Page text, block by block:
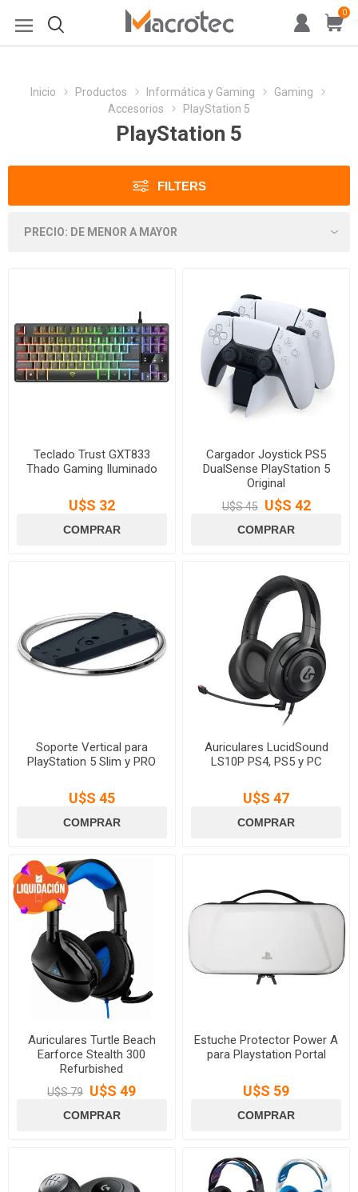
0
Inicio Productos Informática y Gaming
Gaming
Accesorios
PlayStation 5
PlayStation 5
FILTERS
Teclado Trust GXT833
Thado Gaming Iluminado
U$S 32
Cargador Joystick PS5
DualSense PlayStation 5
Original
U$S 45 U$S 42
Soporte Vertical para
PlayStation 5 Slim y PRO
U$S 45
Auriculares LucidSound
LS10P PS4, PS5 y PC
U$S 47
Auriculares Turtle Beach
Earforce Stealth 300
Refurbished
U$S 79 U$S 49
Estuche Protector Power A
para Playstation Portal
U$S 59